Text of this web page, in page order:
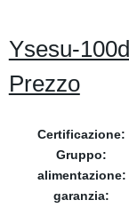
Ysesu-
Prezzo
Certificazione:
Gruppo:
alimentazione:
garanzia: